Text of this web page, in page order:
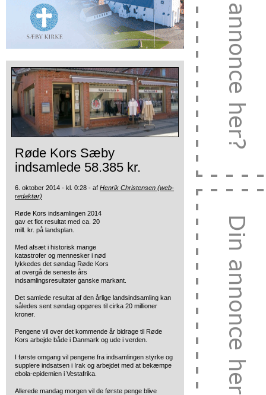
Røde Kors Sæby
indsamlede 58.385 kr.
6. oktober 2014 - kl. 0:28 - af Henrik Christensen (web-
redaktør)
Røde Kors indsamlingen 2014
gav et flot resultat med ca. 20
mill. kr. på landsplan.
Med afsæt i historisk mange
katastrofer og mennesker i nød
lykkedes det søndag Røde Kors
at overgå de seneste års
indsamlingsresultater ganske markant.
Det samlede resultat af den årlige landsindsamling kan
således sent søndag opgøres til cirka 20 millioner
kroner.
Pengene vil over det kommende år bidrage til Røde
Kors arbejde både i Danmark og ude i verden.
I første omgang vil pengene fra indsamlingen styrke og
supplere indsatsen i Irak og arbejdet med at bekæmpe
ebola-epidemien i Vestafrika.
Allerede mandag morgen vil de første penge blive